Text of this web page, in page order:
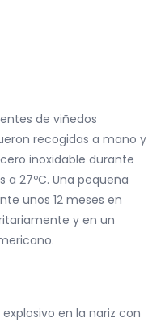
de viñedos
recogidas a mano y
inoxidable durante
a 27ºC. Una pequeña
unos 12 meses en
y en un
en la nariz con